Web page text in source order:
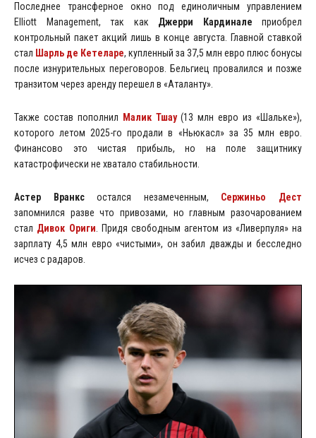
Последнее трансферное окно под единоличным управлением
Elliott Management, так как Джерри Кардинале приобрел
контрольный пакет акций лишь в конце августа. Главной ставкой
стал Шарль де Кетеларе, купленный за 37,5 млн евро плюс бонусы
после изнурительных переговоров. Бельгиец провалился и позже
транзитом через аренду перешел в «Аталанту».
Также состав пополнил Малик Тшау(13 млн евро из «Шальке»),
которого летом 2025-го продали в «Ньюкасл» за 35 млн евро.
Финансово это чистая прибыль, но на поле защитнику
катастрофически не хватало стабильности.
Астер Вранксостался незамеченным, Сержиньо Дест
запомнился разве что привозами, но главным разочарованием
стал Дивок Ориги. Придя свободным агентом из «Ливерпуля» на
зарплату 4,5 млн евро «чистыми», он забил дважды и бесследно
исчез с радаров.